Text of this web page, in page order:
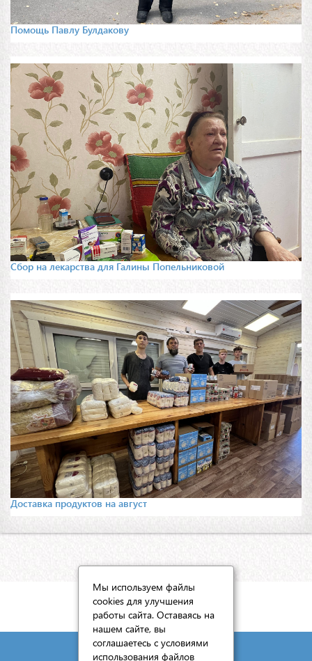
Помощь Павлу Булдакову
Сбор на лекарства для Галины Попельниковой
Доставка продуктов на август
КАРТА САЙТА
Мы используем файлы
cookies для улучшения
работы сайта. Оставаясь на
нашем сайте, вы
соглашаетесь с условиями
использования файлов